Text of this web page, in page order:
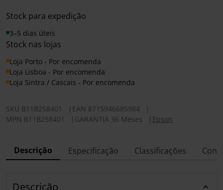
Stock para expedição
3–5 dias úteis
Stock nas lojas
Loja Porto - Por encomenda
Loja Lisboa - Por encomenda
Loja Sintra / Cascais - Por encomenda
SKU B11B258401 EAN 8715946685984
MPN B11B258401 GARANTIA 36 Meses Epson
Descrição Especificação Classificações
Descrição